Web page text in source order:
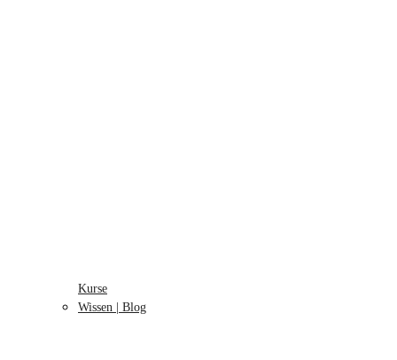
Kurse
Wissen | Blog